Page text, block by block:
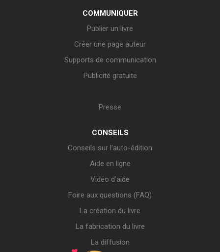
COMMUNIQUER
Publier un livre
Créer une page auteur
Supports de communication
Publicité gratuite
Presse
CONSEILS
Conseils sur l’auto-édition
Aide en ligne
Vidéo d’aide
Foire aux questions (FAQ)
La création du livre
La fabrication du livre
La diffusion